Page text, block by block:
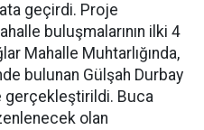
geçirdi. Proje
buluşmalarının ilki 4
Mahalle Muhtarlığında,
bulunan Gülşah Durbay
gerçekleştirildi. Buca
olan